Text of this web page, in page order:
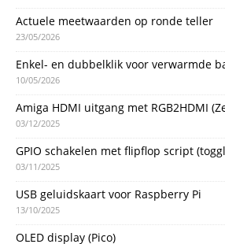
Actuele meetwaarden op ronde teller
23/05/2026
Enkel- en dubbelklik voor verwarmde
10/05/2026
Amiga HDMI uitgang met RGB2HDMI
03/12/2025
GPIO schakelen met flipflop script
03/11/2025
USB geluidskaart voor Raspberry Pi
13/10/2025
OLED display (Pico)